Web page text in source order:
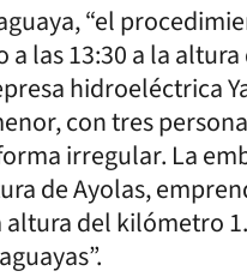
“el
a las 13:30 a la
hidroeléctrica
con tres
irregular. La
de Ayolas,
del kilómetro